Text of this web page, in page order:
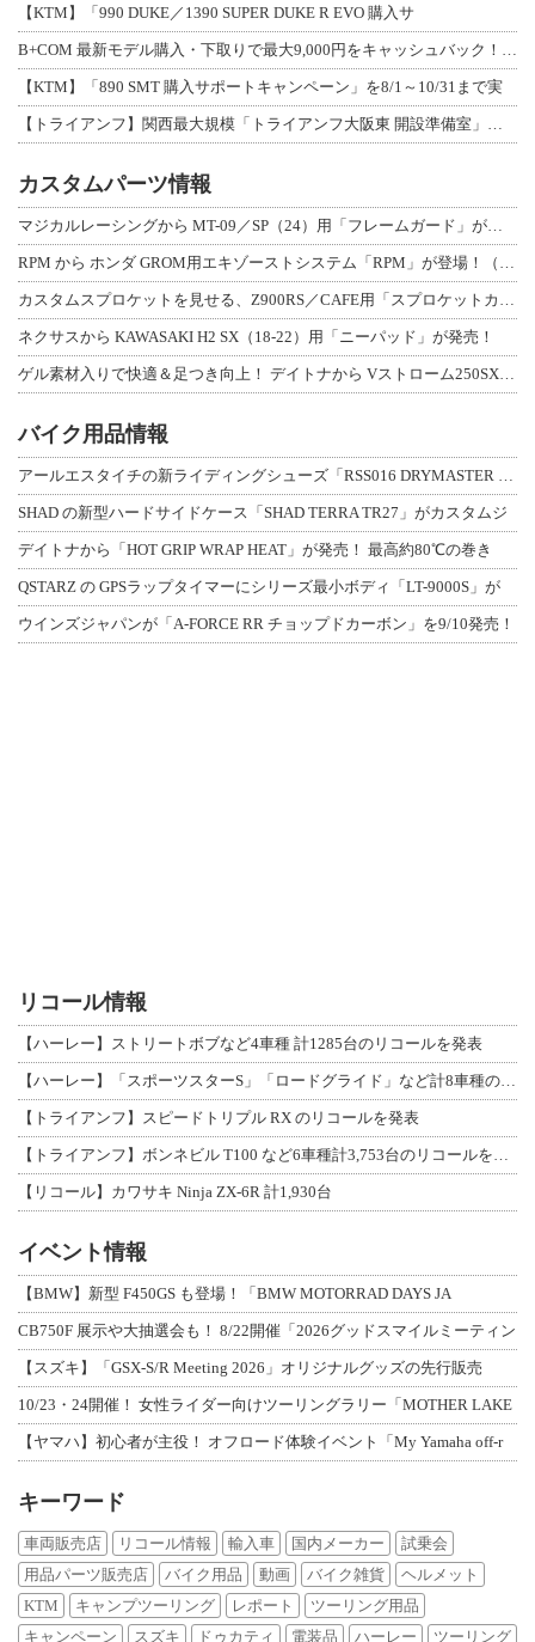
【KTM】「990 DUKE／1390 SUPER DUKE R EVO 購入サ
【KTM】「890 SMT 購入サポートキャンペーン」を8/1～10/31まで実
カスタムパーツ情報
ネクサスから KAWASAKI H2 SX（18-22）用「ニーパッド」が発売！
バイク用品情報
SHAD の新型ハードサイドケース「SHAD TERRA TR27」がカスタムジ
デイトナから「HOT GRIP WRAP HEAT」が発売！ 最高約80℃の巻き
QSTARZ の GPSラップタイマーにシリーズ最小ボディ「LT-9000S」が
ウインズジャパンが「A-FORCE RR チョップドカーボン」を9/10発売！
リコール情報
【ハーレー】ストリートボブなど4車種 計1285台のリコールを発表
【トライアンフ】スピードトリプル RX のリコールを発表
【リコール】カワサキ Ninja ZX-6R 計1,930台
イベント情報
【BMW】新型 F450GS も登場！「BMW MOTORRAD DAYS JA
CB750F 展示や大抽選会も！ 8/22開催「2026グッドスマイルミーティン
【スズキ】「GSX-S/R Meeting 2026」オリジナルグッズの先行販売
10/23・24開催！ 女性ライダー向けツーリングラリー「MOTHER LAKE
【ヤマハ】初心者が主役！ オフロード体験イベント「My Yamaha off-r
キーワード
車両販売店 リコール情報 輸入車 国内メーカー
試乗会
用品パーツ販売店
バイク用品 動画 バイク雑貨
ヘルメット
KTM
キャンプツーリング レポート
ツーリング用品
キャンペーン
スズキ ドゥカティ 電装品 ハーレー ツーリング